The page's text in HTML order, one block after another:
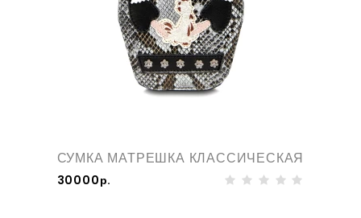
СУМКА МАТРЕШКА КЛАССИЧЕСКАЯ
30000р.